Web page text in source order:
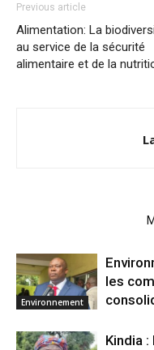
Previous article
Alimentation: La
au service de la sécurité
alimentaire et de la
Environnement
les
Kindia